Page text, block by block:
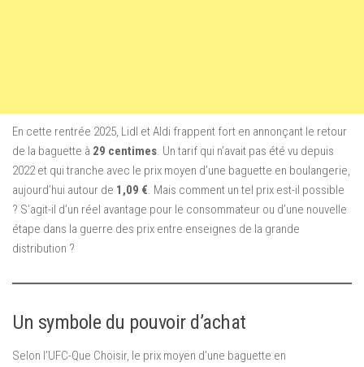
En cette rentrée 2025, Lidl et Aldi frappent fort en annonçant le retour
de la baguette à 29 centimes. Un tarif qui n’avait pas été vu depuis
2022 et qui tranche avec le prix moyen d’une baguette en boulangerie,
aujourd’hui autour de 1,09 €. Mais comment un tel prix est-il possible
? S’agit-il d’un réel avantage pour le consommateur ou d’une nouvelle
étape dans la guerre des prix entre enseignes de la grande
distribution ?
Un symbole du pouvoir d’achat
Selon l’UFC-Que Choisir, le prix moyen d’une baguette en